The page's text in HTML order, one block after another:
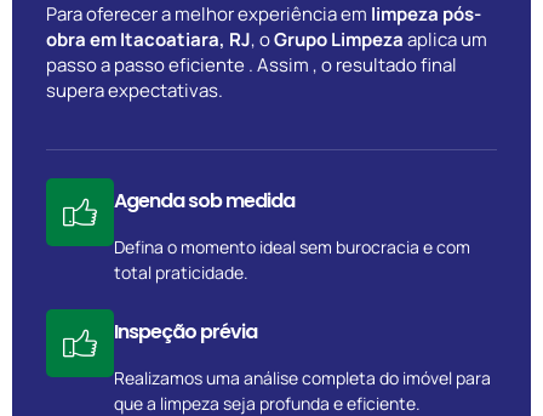
Para oferecer a melhor experiência em limpeza pós-
obra em Itacoatiara, RJ, oGrupo Limpezaaplica um
passo a passo eficiente . Assim , o resultado final
supera expectativas.
Agenda sob medida
Defina o momento ideal sem burocracia e com
total praticidade.
Inspeção prévia
Realizamos uma análise completa do imóvel para
que a limpeza seja profunda e eficiente.